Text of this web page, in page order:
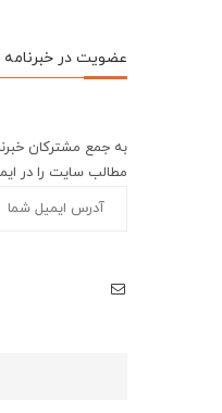
عضویت در خبرنامه
به جمع مشترکان
مطالب سایت را در